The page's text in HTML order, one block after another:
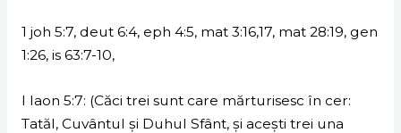
1 joh 5:7, deut 6:4, eph 4:5, mat 3:16,17, mat 28:19, gen
1:26, is 63:7-10,
I Iaon 5:7: (Căci trei sunt care mărturisesc în cer:
Tatăl, Cuvântul şi Duhul Sfânt, şi aceşti trei una